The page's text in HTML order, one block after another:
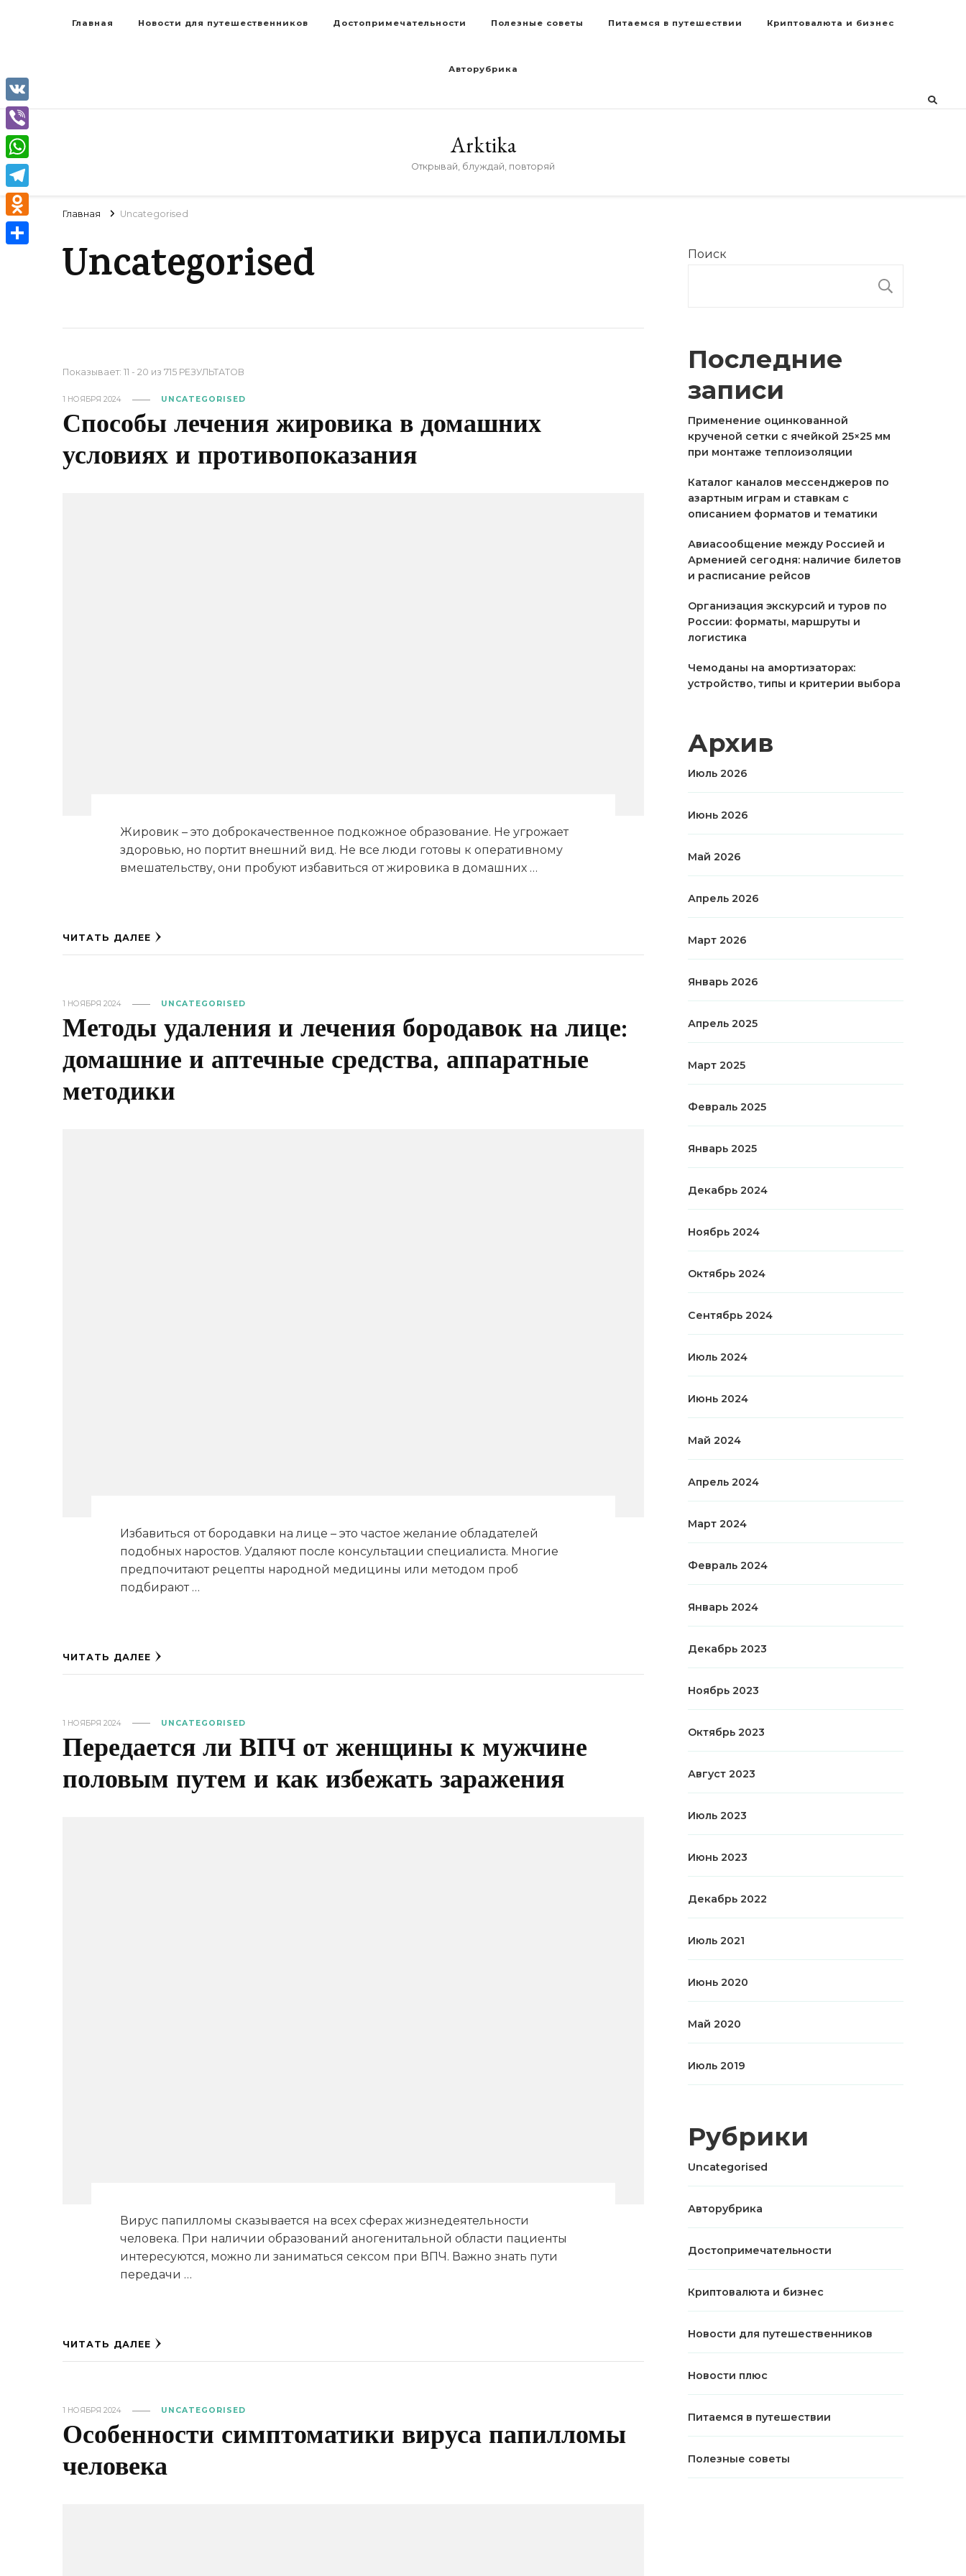
Главная Новости для путешественников Достопримечательности Полезные советы Питаемся в путешествии Криптовалюта и бизнес
Авторубрика
Arktika
Открывай, блуждай, повторяй
Главная Uncategorised
Uncategorised
Показывает: 11 - 20 из 715 РЕЗУЛЬТАТОВ
1 НОЯБРЯ 2024 UNCATEGORISED
Способы лечения жировика в домашних
условиях и противопоказания
Жировик – это доброкачественное подкожное образование. Не угрожает
здоровью, но портит внешний вид. Не все люди готовы к оперативному
вмешательству, они пробуют избавиться от жировика в домашних …
ЧИТАТЬ ДАЛЕЕ
1 НОЯБРЯ 2024 UNCATEGORISED
Методы удаления и лечения бородавок на лице:
домашние и аптечные средства, аппаратные
методики
Избавиться от бородавки на лице – это частое желание обладателей
подобных наростов. Удаляют после консультации специалиста. Многие
предпочитают рецепты народной медицины или методом проб
подбирают …
ЧИТАТЬ ДАЛЕЕ
1 НОЯБРЯ 2024 UNCATEGORISED
Передается ли ВПЧ от женщины к мужчине
половым путем и как избежать заражения
Вирус папилломы сказывается на всех сферах жизнедеятельности
человека. При наличии образований аногенитальной области пациенты
интересуются, можно ли заниматься сексом при ВПЧ. Важно знать пути
передачи …
ЧИТАТЬ ДАЛЕЕ
1 НОЯБРЯ 2024 UNCATEGORISED
Особенности симптоматики вируса папилломы
человека
Поиск
Последние
записи
Применение оцинкованной
крученой сетки с ячейкой 25×25 мм
при монтаже теплоизоляции
Каталог каналов мессенджеров по
азартным играм и ставкам с
описанием форматов и тематики
Авиасообщение между Россией и
Арменией сегодня: наличие билетов
и расписание рейсов
Организация экскурсий и туров по
России: форматы, маршруты и
логистика
Чемоданы на амортизаторах:
устройство, типы и критерии выбора
Архив
Июль 2026
Июнь 2026
Май 2026
Апрель 2026
Март 2026
Январь 2026
Апрель 2025
Март 2025
Февраль 2025
Январь 2025
Декабрь 2024
Ноябрь 2024
Октябрь 2024
Сентябрь 2024
Июль 2024
Июнь 2024
Май 2024
Апрель 2024
Март 2024
Февраль 2024
Январь 2024
Декабрь 2023
Ноябрь 2023
Октябрь 2023
Август 2023
Июль 2023
Июнь 2023
Декабрь 2022
Июль 2021
Июнь 2020
Май 2020
Июль 2019
Рубрики
Uncategorised
Авторубрика
Достопримечательности
Криптовалюта и бизнес
Новости для путешественников
Новости плюс
Питаемся в путешествии
Полезные советы
VK
Viber
WhatsApp
Telegram
Odnoklassniki
Отправить